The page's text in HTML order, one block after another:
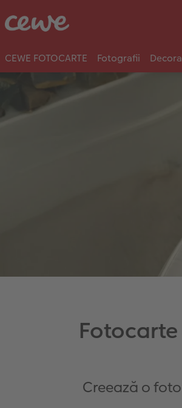
CEWE FOTOCARTE Fotografii
Creează o